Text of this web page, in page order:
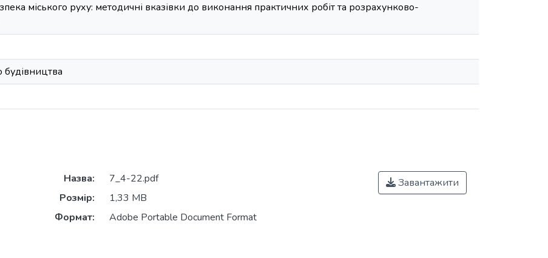
міського руху: методичні вказівки до виконання практичних робіт та розрахунково-
будівництва
Назва:
7_4-22.pdf
Розмір:
1,33 MB
Формат:
Adobe Portable Document Format
Завантажити